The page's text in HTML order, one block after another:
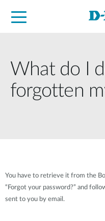
What do I
forgotten
You have to retrieve it from the
“Forgot your password?” and
sent to you by email.